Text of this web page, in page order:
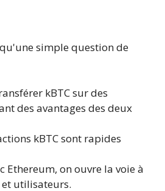
simple question de
kBTC sur des
des avantages des deux
kBTC sont rapides
Ethereum, on ouvre la voie à
et utilisateurs.